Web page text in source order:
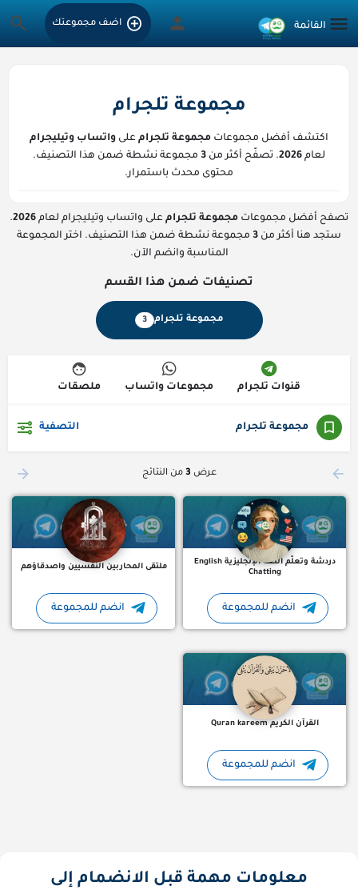
اضف مجموعتك
مجموعة تلجرام
اكتشف أفضل مجموعات مجموعة تلجرام على واتساب وتيليجرام
لعام 2026. تصفّح أكثر من 3 مجموعة نشطة ضمن هذا التصنيف.
محتوى محدث باستمرار.
تصفح أفضل مجموعات مجموعة تلجرام على واتساب وتيليجرام لعام 2026
.
ستجد هنا أكثر من 3 مجموعة نشطة ضمن هذا التصنيف. اختر المجموعة
المناسبة وانضم الآن.
تصنيفات ضمن هذا القسم
مجموعة تلجرام 3
قنوات تلجرام مجموعات واتساب ملصقات
مجموعة تلجرام التصفية
عرض 3 من النتائج
دردشة وتعلّم اللغة الإنجليزية English
Chatting
انضم للمجموعة
ملتقى المحاربين النفسيين واصدقاؤهم
انضم للمجموعة
القرآن الكريم Quran kareem
قناتي خاصة ب القرآن الكريم لكم ولي احبتي شاركوا القرآن مع
انضم للمجموعة
معلومات مهمة قبل الانضمام إلى